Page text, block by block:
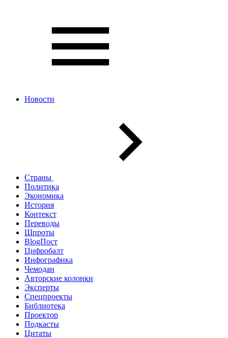
Новости
Страны
Политика
Экономика
История
Контекст
Переводы
Шпроты
BlogПост
Цифробалт
Инфографика
Чемодан
Авторские колонки
Эксперты
Спецпроекты
Библиотека
Проектор
Подкасты
Цитаты